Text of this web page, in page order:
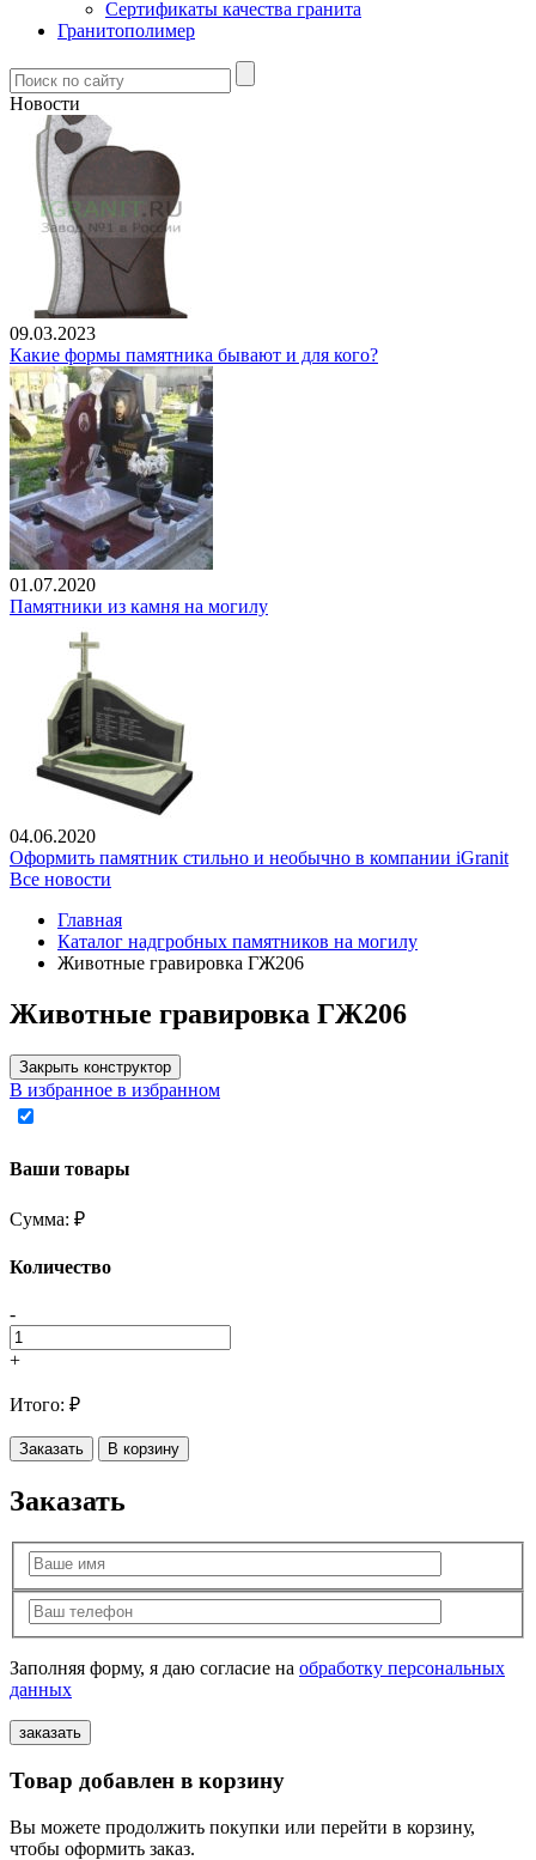
Сертификаты качества гранита
Гранитополимер
Новости
09.03.2023
Какие формы памятника бывают и для кого?
01.07.2020
Памятники из камня на могилу
04.06.2020
Оформить памятник стильно и необычно в компании iGranit
Все новости
Главная
Каталог надгробных памятников на могилу
Животные гравировка ГЖ206
Животные гравировка ГЖ206
Закрыть конструктор
В избранное в избранном
Ваши товары
Сумма: ₽
Количество
-
+
Итого: ₽
Заказать В корзину
Заказать
Заполняя форму, я даю согласие на обработку персональных
данных
Товар добавлен в корзину
Вы можете продолжить покупки или перейти в корзину,
чтобы оформить заказ.